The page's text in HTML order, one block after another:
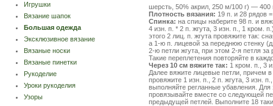
Игрушки
Вязание шапок
Большая одежда
Эксклюзивное вязание
Вязаные носки
Вязаные пинетки
Рукоделие
Уроки рукоделия
Узоры
шерсть, 50% акрил, 250 м/100 г) —
Плотность вязания: 19 п. и 28 рядов
Спинка: на спицы наберите 98 п. и
4 изн. п. * 2 п. жгута, 3 изн. п., 1 кром.
этого 2 лиц. п. жгута провяжите так:
а 1-ю п. лицевой за переднюю стенку
2-ю петли жгута, при этом 2-я петля за
Такие переплетения повторяйте в
Через 10 см вяжите так: 1 кром. п., 3
Далее вяжите лицевые петли, причем
провяжите 1 изн. п., 2 п. жгута, 3 изн.
выполняйте регланные убавления. Для
провязывайте вместе со следующей
предыдущей петлей. Выполните 18